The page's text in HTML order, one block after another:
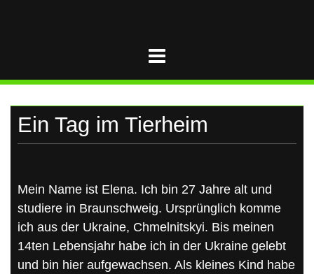
Ein Tag im Tierheim
Mein Name ist Elena. Ich bin 27 Jahre alt und
studiere in Braunschweig. Ursprünglich komme
ich aus der Ukraine, Chmelnitskyi. Bis meinen
14ten Lebensjahr habe ich in der Ukraine gelebt
und bin hier aufgewachsen. Als kleines Kind habe